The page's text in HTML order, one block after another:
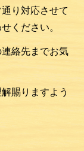
り対応させて
ください。
絡先までお気
賜りますよう